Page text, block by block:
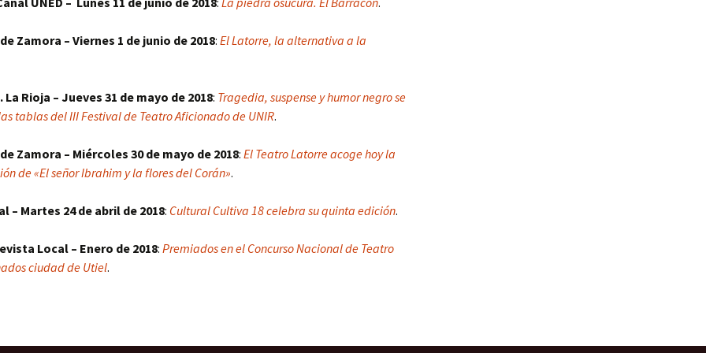
Zamora – Viernes 1 de junio de 2018: El Latorre, la alternativa a la
La Rioja – Jueves 31 de mayo de 2018: Tragedia, suspense y humor negro se
tablas del III Festival de Teatro Aficionado de UNIR.
Zamora – Miércoles 30 de mayo de 2018: El Teatro Latorre acoge hoy la
de «El señor Ibrahim y la flores del Corán».
– Martes 24 de abril de 2018: Cultural Cultiva 18 celebra su quinta edición.
Local – Enero de 2018: Premiados en el Concurso Nacional de Teatro
ciudad de Utiel.